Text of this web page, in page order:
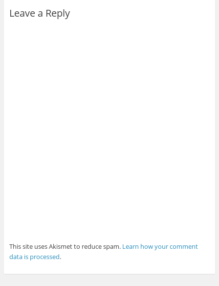
Leave a Reply
This site uses Akismet to reduce spam. Learn how your comment
data is processed.